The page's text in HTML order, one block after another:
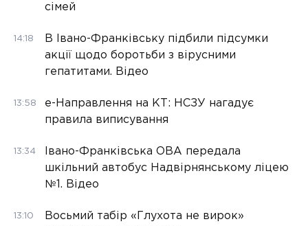
сімей
14:18
В Івано-Франківську підбили підсумки
акції щодо боротьби з вірусними
гепатитами. Відео
13:58
е-Направлення на КТ: НСЗУ нагадує
правила виписування
13:34
Івано-Франківська ОВА передала
шкільний автобус Надвірнянському ліцею
№1. Відео
13:10
Восьмий табір «Глухота не вирок»